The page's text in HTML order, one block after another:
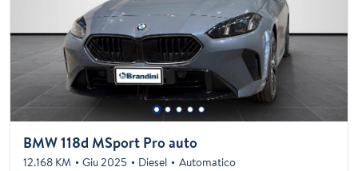
BMW 118d MSport Pro auto
12.168 KM Giu 2025 Diesel Automatico